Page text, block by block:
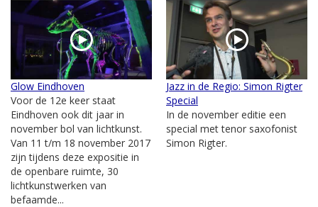
Glow Eindhoven
Voor de 12e keer staat
Eindhoven ook dit jaar in
november bol van lichtkunst.
Van 11 t/m 18 november 2017
zijn tijdens deze expositie in
de openbare ruimte, 30
lichtkunstwerken van
befaamde...
Jazz in de Regio: Simon Rigter
Special
In de november editie een
special met tenor saxofonist
Simon Rigter.